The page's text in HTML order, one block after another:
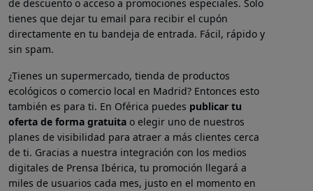
de descuento o acceso a promociones especiales. Solo
tienes que dejar tu email para recibir el cupón
directamente en tu bandeja de entrada. Fácil, rápido y
sin spam.
¿Tienes un supermercado, tienda de productos
ecológicos o comercio local en Madrid? Entonces esto
también es para ti. En Oférica puedes publicar tu
oferta de forma gratuita o elegir uno de nuestros
planes de visibilidad para atraer a más clientes cerca
de ti. Gracias a nuestra integración con los medios
digitales de Prensa Ibérica, tu promoción llegará a
miles de usuarios cada mes, justo en el momento en